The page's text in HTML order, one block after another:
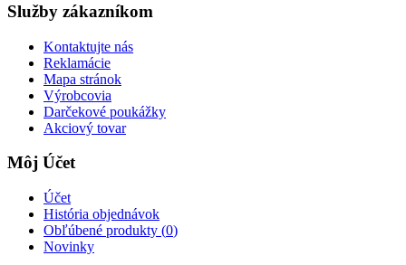
Služby zákazníkom
Kontaktujte nás
Reklamácie
Mapa stránok
Výrobcovia
Darčekové poukážky
Akciový tovar
Môj Účet
Účet
História objednávok
Obľúbené produkty (0)
Novinky